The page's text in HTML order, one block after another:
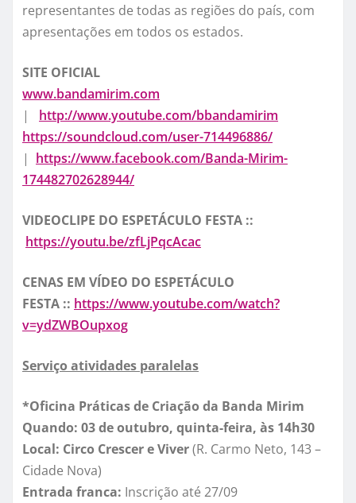
representantes de todas as regiões do país, com
apresentações em todos os estados.
SITE OFICIAL
www.bandamirim.com
| http://www.youtube.com/bbandamirim
https://soundcloud.com/user-714496886/
| https://www.facebook.com/Banda-Mirim-
174482702628944/
VIDEOCLIPE DO ESPETÁCULO FESTA ::
https://youtu.be/zfLjPqcAcac
CENAS EM VÍDEO DO ESPETÁCULO
FESTA :: https://www.youtube.com/watch?
v=ydZWBOupxog
Serviço atividades paralelas
*Oficina Práticas de Criação da Banda Mirim
Quando: 03 de outubro, quinta-feira, às 14h30
Local: Circo Crescer e Viver(R. Carmo Neto, 143 –
Cidade Nova)
Entrada franca: Inscrição até 27/09